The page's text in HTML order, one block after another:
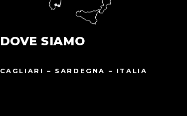
DOVE SIAMO
CAGLIARI – SARDEGNA – ITALIA